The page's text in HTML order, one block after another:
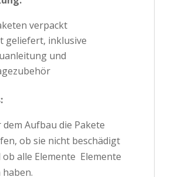
verpackt
geliefert, inklusive
und
Aufbau die Pakete
ob sie nicht beschädigt
ob alle Elemente Elemente